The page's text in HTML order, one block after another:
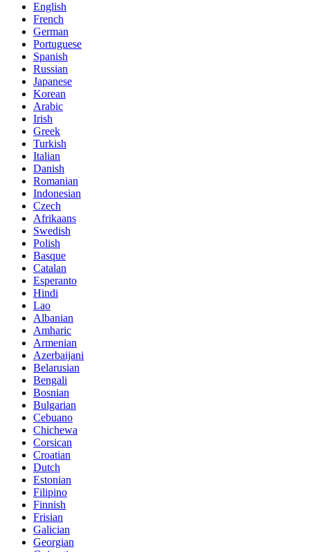
English
French
German
Portuguese
Spanish
Russian
Japanese
Korean
Arabic
Irish
Greek
Turkish
Italian
Danish
Romanian
Indonesian
Czech
Afrikaans
Swedish
Polish
Basque
Catalan
Esperanto
Hindi
Lao
Albanian
Amharic
Armenian
Azerbaijani
Belarusian
Bengali
Bosnian
Bulgarian
Cebuano
Chichewa
Corsican
Croatian
Dutch
Estonian
Filipino
Finnish
Frisian
Galician
Georgian